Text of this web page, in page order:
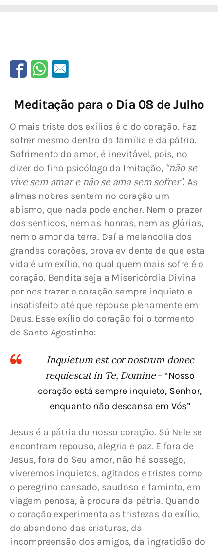
Meditação para o Dia 08 de Julho
O mais triste dos exílios é o do coração. Faz
sofrer mesmo dentro da família e da pátria.
Sofrimento do amor, é inevitável, pois, no
dizer do fino psicólogo da Imitação, “não se
vive sem amar e não se ama sem sofrer”. As
almas nobres sentem no coração um
abismo, que nada pode encher. Nem o prazer
dos sentidos, nem as honras, nem as glórias,
nem o amor da terra. Daí a melancolia dos
grandes corações, prova evidente de que esta
vida é um exílio, no qual quem mais sofre é o
coração. Bendita seja a Misericórdia Divina
por nos trazer o coração sempre inquieto e
insatisfeito até que repouse plenamente em
Deus. Esse exílio do coração foi o tormento
de Santo Agostinho:
Inquietum est cor nostrum donec
requiescat in Te, Domine– “Nosso
coração está sempre inquieto, Senhor,
enquanto não descansa em Vós”
Jesus é a pátria do nosso coração. Só Nele se
encontram repouso, alegria e paz. E fora de
Jesus, fora do Seu amor, não há sossego,
viveremos inquietos, agitados e tristes como
o peregrino cansado, saudoso e faminto, em
viagem penosa, à procura da pátria. Quando
o coração experimenta as tristezas do exílio,
do abandono das criaturas, da
incompreensão dos amigos, da ingratidão do